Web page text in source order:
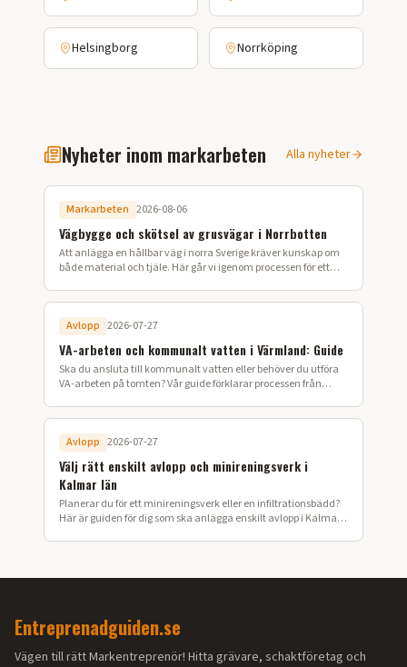
Helsingborg Norrköping
Nyheter inom markarbeten Alla nyheter
Markarbeten 2026-08-06
Vägbygge och skötsel av grusvägar i Norrbotten
Att anlägga en hållbar väg i norra Sverige kräver kunskap om
både material och tjäle. Här går vi igenom processen för ett
Avlopp 2026-07-27
VA-arbeten och kommunalt vatten i Värmland: Guide
Ska du ansluta till kommunalt vatten eller behöver du utföra
VA-arbeten på tomten? Vår guide förklarar processen från
Avlopp 2026-07-27
Välj rätt enskilt avlopp och minireningsverk i
Kalmar län
Planerar du för ett minireningsverk eller en infiltrationsbädd?
Här är guiden för dig som ska anlägga enskilt avlopp i Kalmar
Entreprenadguiden.se
Vägen till rätt Markentreprenör! Hitta grävare, schaktföretag och